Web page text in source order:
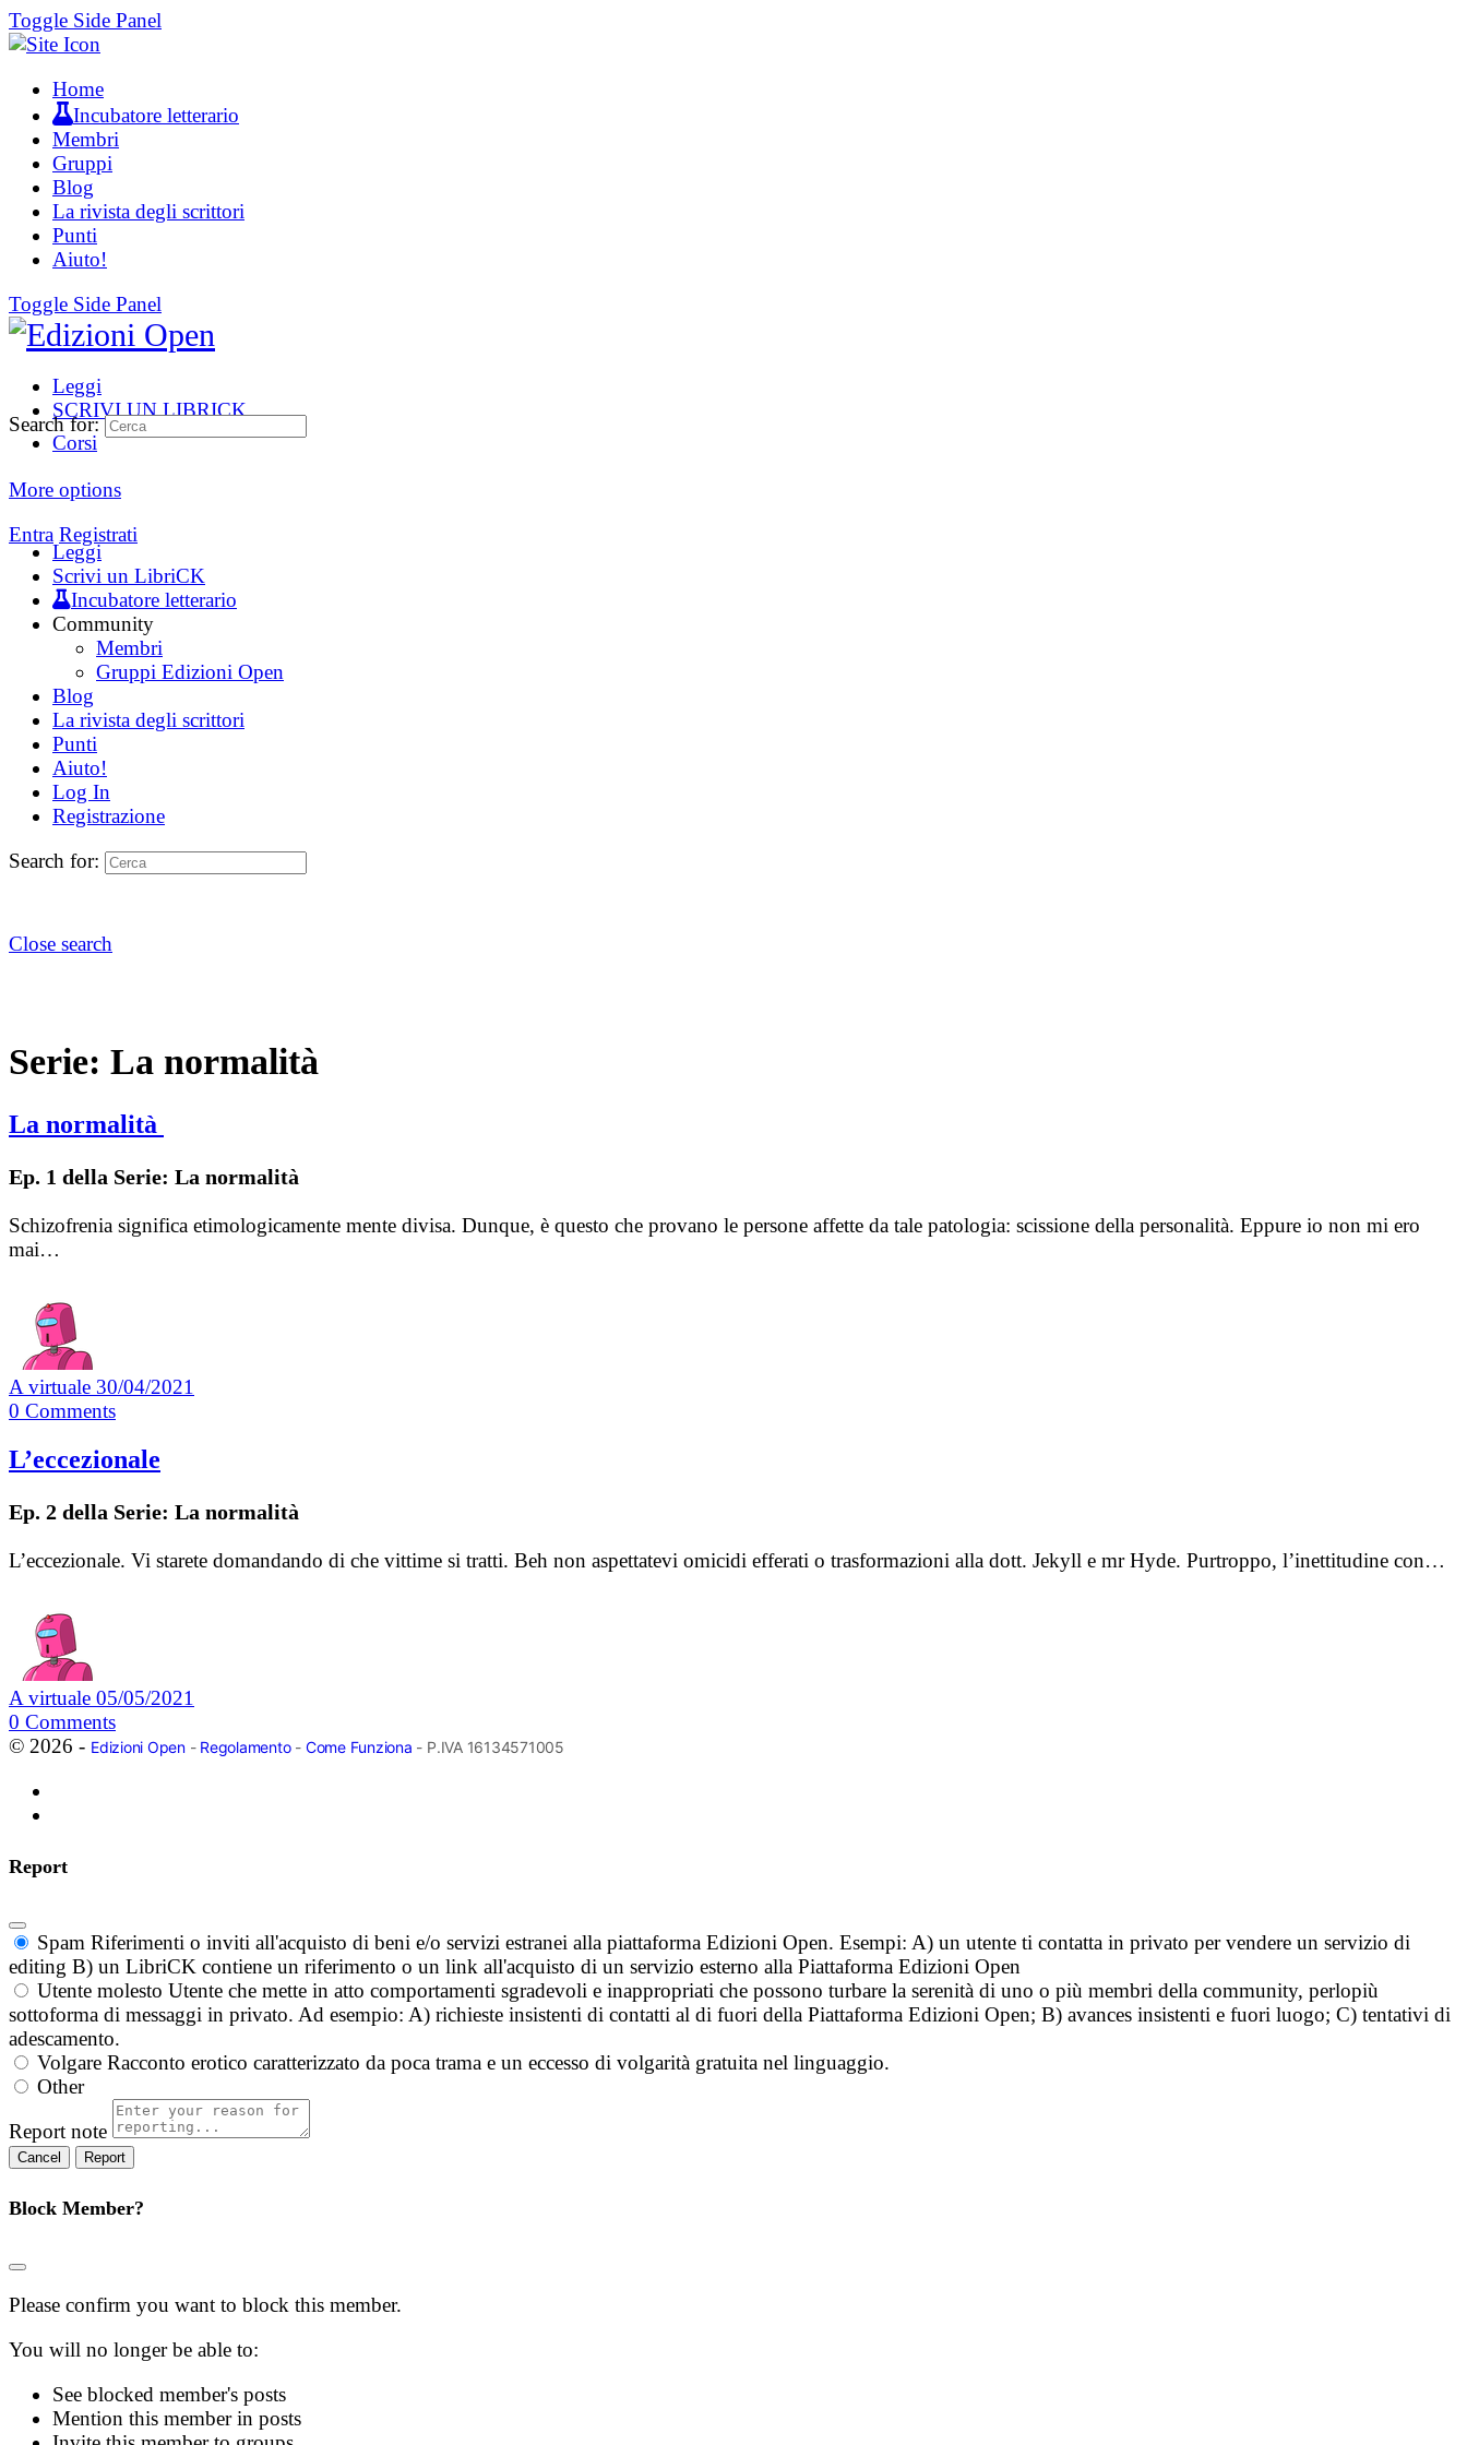
Toggle Side Panel
Home
Incubatore letterario
Membri
Gruppi
Blog
La rivista degli scrittori
Punti
Aiuto!
Toggle Side Panel
Leggi
SCRIVI UN LIBRICK
Corsi
More options
Entra Registrati
Search for:
Leggi
Scrivi un LibriCK
Incubatore letterario
Community
Membri
Gruppi Edizioni Open
Blog
La rivista degli scrittori
Punti
Aiuto!
Log In
Registrazione
Search for:
Close search
Serie: La normalità
La normalità
Ep. 1 della Serie: La normalità
Schizofrenia significa etimologicamente mente divisa. Dunque, è questo che provano le persone affette da tale patologia: scissione della personalità. Eppure io non mi ero
mai…
A virtuale 30/04/2021
0 Comments
L’eccezionale
Ep. 2 della Serie: La normalità
L’eccezionale. Vi starete domandando di che vittime si tratti. Beh non aspettatevi omicidi efferati o trasformazioni alla dott. Jekyll e mr Hyde. Purtroppo, l’inettitudine con…
A virtuale 05/05/2021
0 Comments
© 2026 - Edizioni Open- Regolamento- Come Funziona - P.IVA 16134571005
Report
Spam Riferimenti o inviti all'acquisto di beni e/o servizi estranei alla piattaforma Edizioni Open. Esempi: A) un utente ti contatta in privato per vendere un servizio di
editing B) un LibriCK contiene un riferimento o un link all'acquisto di un servizio esterno alla Piattaforma Edizioni Open
Utente molesto Utente che mette in atto comportamenti sgradevoli e inappropriati che possono turbare la serenità di uno o più membri della community, perlopiù
sottoforma di messaggi in privato. Ad esempio: A) richieste insistenti di contatti al di fuori della Piattaforma Edizioni Open; B) avances insistenti e fuori luogo; C) tentativi di
adescamento.
Volgare Racconto erotico caratterizzato da poca trama e un eccesso di volgarità gratuita nel linguaggio.
Other
Report note
Report
Block Member?
Please confirm you want to block this member.
You will no longer be able to:
See blocked member's posts
Mention this member in posts